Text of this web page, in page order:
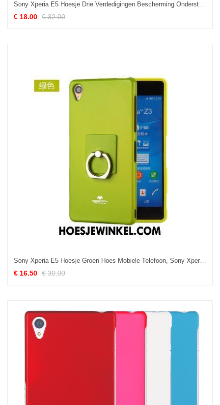
Sony Xperia E5 Hoesje Drie Verdedigingen Bescherming Ondersteuning, Sony Xperia E5 Hoesje Mobiele Telefoon Purper
€ 18.00 € 32.00
Sony Xperia E5 Hoesje Groen Hoes Mobiele Telefoon, Sony Xperia E5 Hoesje Bescherming
€ 16.50 € 30.00